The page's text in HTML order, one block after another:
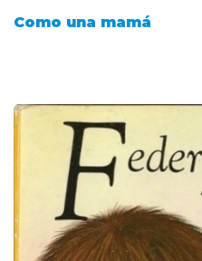
Como una mamá